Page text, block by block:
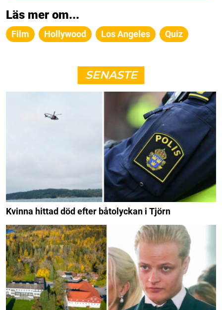
Läs mer om...
Film Hollywood Los Angeles Quiz
SENASTE
Kvinna hittad död efter båtolyckan i Tjörn